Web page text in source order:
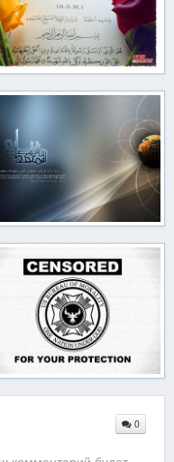
0